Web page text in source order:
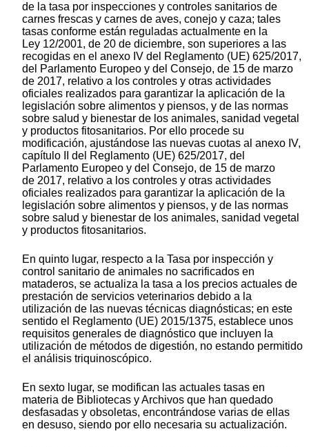
de la tasa por inspecciones y controles sanitarios de
carnes frescas y carnes de aves, conejo y caza; tales
tasas conforme están reguladas actualmente en la
Ley 12/2001, de 20 de diciembre, son superiores a las
recogidas en el anexo IV del Reglamento (UE) 625/2017,
del Parlamento Europeo y del Consejo, de 15 de marzo
de 2017, relativo a los controles y otras actividades
oficiales realizados para garantizar la aplicación de la
legislación sobre alimentos y piensos, y de las normas
sobre salud y bienestar de los animales, sanidad vegetal
y productos fitosanitarios. Por ello procede su
modificación, ajustándose las nuevas cuotas al anexo IV,
capítulo II del Reglamento (UE) 625/2017, del
Parlamento Europeo y del Consejo, de 15 de marzo
de 2017, relativo a los controles y otras actividades
oficiales realizados para garantizar la aplicación de la
legislación sobre alimentos y piensos, y de las normas
sobre salud y bienestar de los animales, sanidad vegetal
y productos fitosanitarios.
En quinto lugar, respecto a la Tasa por inspección y
control sanitario de animales no sacrificados en
mataderos, se actualiza la tasa a los precios actuales de
prestación de servicios veterinarios debido a la
utilización de las nuevas técnicas diagnósticas; en este
sentido el Reglamento (UE) 2015/1375, establece unos
requisitos generales de diagnóstico que incluyen la
utilización de métodos de digestión, no estando permitido
el análisis triquinoscópico.
En sexto lugar, se modifican las actuales tasas en
materia de Bibliotecas y Archivos que han quedado
desfasadas y obsoletas, encontrándose varias de ellas
en desuso, siendo por ello necesaria su actualización.